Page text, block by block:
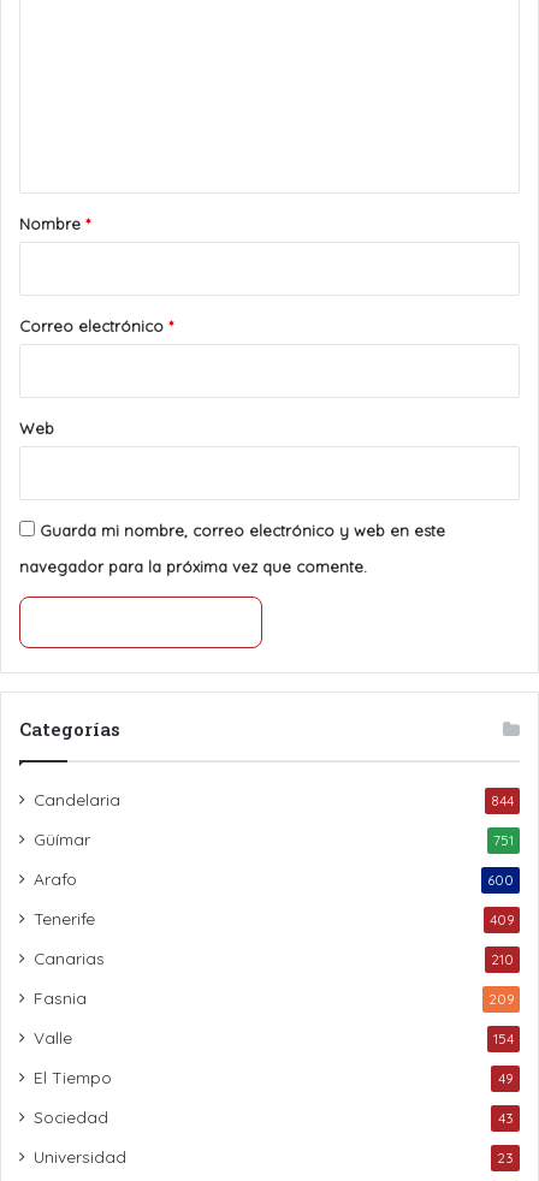
r
*
Nombre *
Correo electrónico *
Web
Guarda mi nombre, correo electrónico y web en este
navegador para la próxima vez que comente.
Categorías
Candelaria 844
Güímar 751
Arafo 600
Tenerife 409
Canarias 210
Fasnia 209
Valle 154
El Tiempo 49
Sociedad 43
Universidad 23